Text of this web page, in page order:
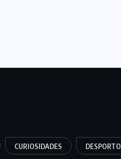
CURIOSIDADES DESPORTO